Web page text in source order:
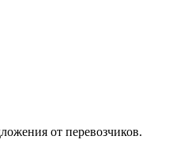
от перевозчиков.